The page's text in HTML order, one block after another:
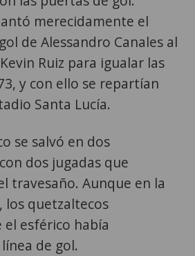
merecidamente el
de Alessandro Canales al
Ruiz para igualar las
y con ello se repartían
Santa Lucía.
se salvó en dos
dos jugadas que
travesaño. Aunque en la
los quetzaltecos
esférico había
de gol.